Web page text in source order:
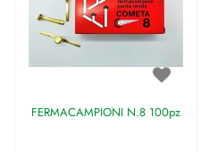
FERMACAMPIONI N.8 100pz